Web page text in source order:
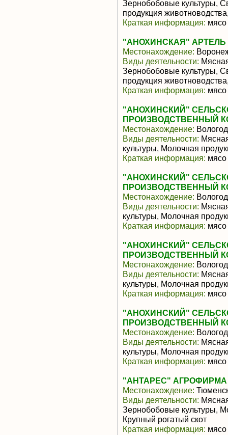
Зернобобовые культуры,
продукция
Краткая информация: мясо
"АНОХИНСКАЯ" АРТЕЛЬ
Местонахождение:
Виды деятельности:
Зернобобовые культуры,
продукция
Краткая информация: мясо
"АНОХИНСКИЙ"
ПРОИЗВОДСТВЕННЫЙ
Местонахождение:
Виды деятельности:
культуры, Молочная
Краткая информация: мясо
"АНОХИНСКИЙ"
ПРОИЗВОДСТВЕННЫЙ
Местонахождение:
Виды деятельности:
культуры, Молочная
Краткая информация: мясо
"АНОХИНСКИЙ"
ПРОИЗВОДСТВЕННЫЙ
Местонахождение:
Виды деятельности:
культуры, Молочная
Краткая информация: мясо
"АНОХИНСКИЙ"
ПРОИЗВОДСТВЕННЫЙ
Местонахождение:
Виды деятельности:
культуры, Молочная
Краткая информация: мясо
"АНТАРЕС" АГРОФИРМА
Местонахождение:
Виды деятельности:
Зернобобовые культуры,
Крупный рогатый скот
Краткая информация: мясо